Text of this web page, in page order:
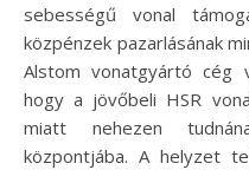
sebességű vonal
közpénzek pazarlásának
Alstom vonatgyártó cég
hogy a jövőbeli HSR
miatt nehezen
központjába. A helyzet